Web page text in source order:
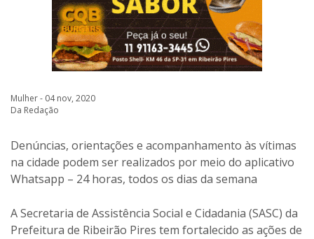
Mulher - 04 nov, 2020
Da Redação
Denúncias, orientações e acompanhamento às vítimas
na cidade podem ser realizados por meio do aplicativo
Whatsapp – 24 horas, todos os dias da semana
A Secretaria de Assistência Social e Cidadania (SASC) da
Prefeitura de Ribeirão Pires tem fortalecido as ações de